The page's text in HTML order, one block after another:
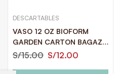
DESCARTABLES
VASO 12 OZ BIOFORM
GARDEN CARTON BAGAZO
CAÑA PAQ. 25 U.
S/15.00 S/12.00